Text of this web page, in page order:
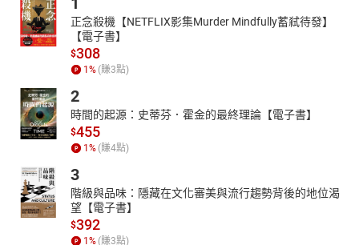
正念殺機【NETFLIX影集Murder Mindfully蓄弒待發】
【電子書】
$308
1% (賺3點)
2
時間的起源：史蒂芬．霍金的最終理論【電子書】
$455
1% (賺4點)
3
階級與品味：隱藏在文化審美與流行趨勢背後的地位渴
望【電子書】
$392
1% (賺3點)